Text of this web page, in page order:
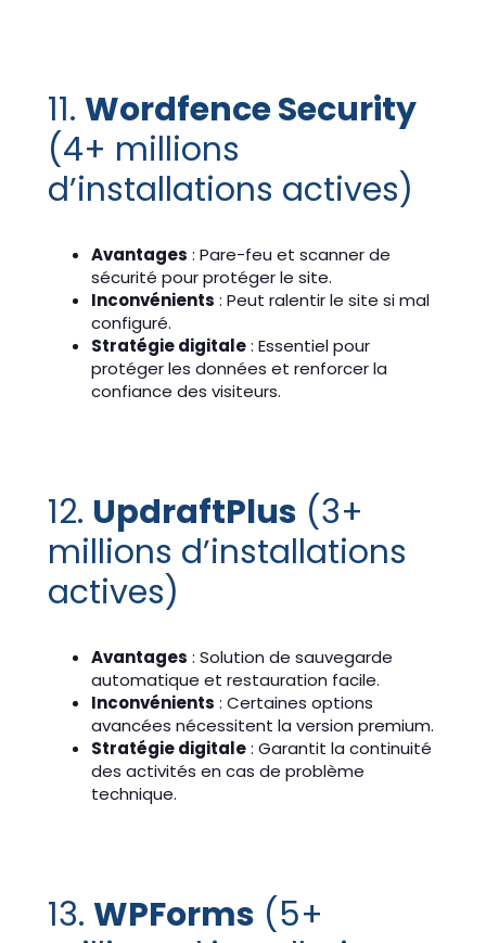
11.Wordfence Security
(4+ millions
d’installations actives)
Avantages : Pare-feu et scanner de
sécurité pour protéger le site.
Inconvénients : Peut ralentir le site si mal
configuré.
Stratégie digitale: Essentiel pour
protéger les données et renforcer la
confiance des visiteurs.
12. UpdraftPlus (3+
millions d’installations
actives)
Avantages : Solution de sauvegarde
automatique et restauration facile.
Inconvénients : Certaines options
avancées nécessitent la version premium.
Stratégie digitale: Garantit la continuité
des activités en cas de problème
technique.
13.WPForms (5+